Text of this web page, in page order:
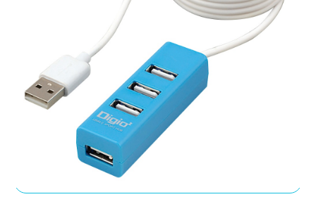
ケーブル一体型4ポートUSBハブ。ロングケーブル
メーカー希望小売価格：
¥2,360 + 税
■4ポートUSB2.0ハブ。
■ポート位置が上面の為、片手で挿入可能。
■ケーブル一体型、ケーブル長120cm。
オンラインショップ